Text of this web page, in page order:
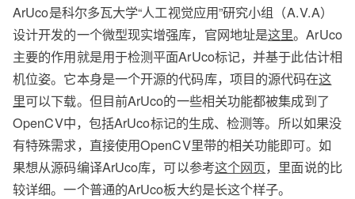
ArUco是科尔多瓦大学“人工视觉应用”研究小组（A.V.A）
设计开发的一个微型现实增强库，官网地址是这里。ArUco
主要的作用就是用于检测平面ArUco标记，并基于此估计相
机位姿。它本身是一个开源的代码库，项目的源代码在这
里可以下载。但目前ArUco的一些相关功能都被集成到了
OpenCV中，包括ArUco标记的生成、检测等。所以如果没
有特殊需求，直接使用OpenCV里带的相关功能即可。如
果想从源码编译ArUco库，可以参考这个网页，里面说的比
较详细。一个普通的ArUco板大约是长这个样子。